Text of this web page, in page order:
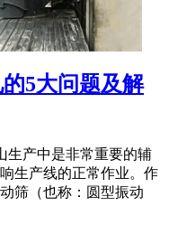
5大问题及解
生产中是非常重要的辅
生产线的正常作业。作
筛（也称：圆型振动